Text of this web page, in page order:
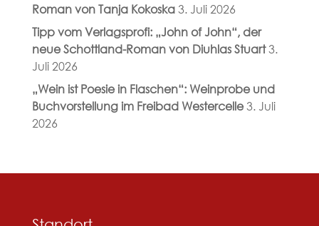
Roman von Tanja Kokoska 3. Juli 2026
Tipp vom Verlagsprofi: „John of John“, der
neue Schottland-Roman von Diuhlas Stuart 3.
Juli 2026
„Wein ist Poesie in Flaschen“: Weinprobe und
Buchvorstellung im Freibad Westercelle 3. Juli
2026